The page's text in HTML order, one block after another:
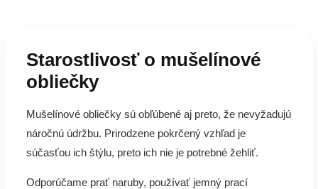
Starostlivosť o mušelínové
obliečky
Mušelínové obliečky sú obľúbené aj preto, že nevyžadujú
náročnú údržbu. Prirodzene pokrčený vzhľad je
súčasťou ich štýlu, preto ich nie je potrebné žehliť.
Odporúčame prať naruby, používať jemný prací